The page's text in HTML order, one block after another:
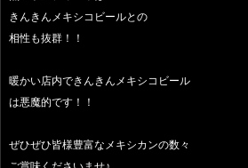
きんきんメキシコビールとの
相性も抜群！！
暖かい店内できんきんメキシコビール
は悪魔的です！！
ぜひぜひ皆様豊富なメキシカンの数々